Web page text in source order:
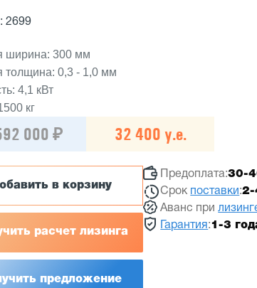
2699
ширина: 300 мм
толщина: 0,3 - 1,0 мм
4,1 кВт
кг
000 ₽ 32 400 у.е.
в корзину
расчет лизинга
предложение
Предоплата:30-
Срок поставки :2-
Аванс при
Гарантия :1-3